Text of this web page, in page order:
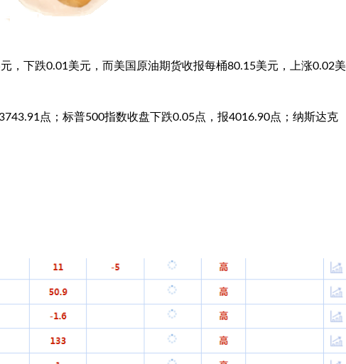
，下跌0.01美元，而美国原油期货收报每桶80.15美元，上涨0.02美
点； 标普500指数收盘下跌0.05点，报4016.90点；纳斯达克